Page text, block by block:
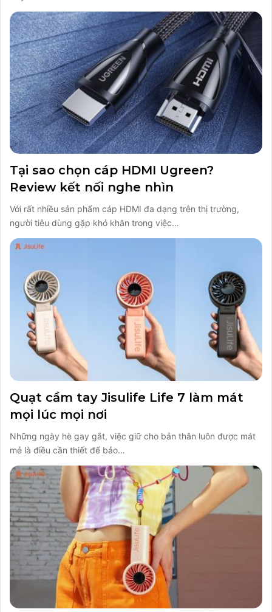
Tại sao chọn cáp HDMI Ugreen?
Review kết nối nghe nhìn
Với rất nhiều sản phẩm cáp HDMI đa dạng trên thị trường,
người tiêu dùng gặp khó khăn trong việc…
Quạt cầm tay Jisulife Life 7 làm mát
mọi lúc mọi nơi
Những ngày hè gay gắt, việc giữ cho bản thân luôn được mát
mẻ là điều cần thiết để bảo…